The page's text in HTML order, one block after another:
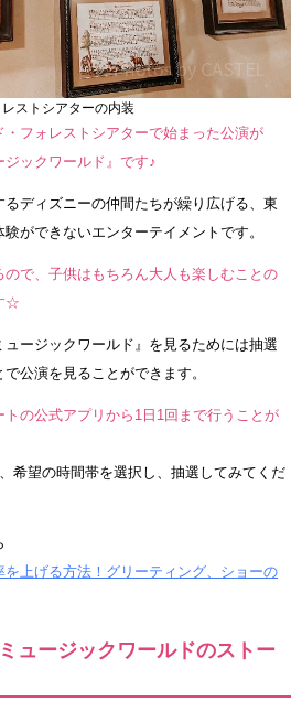
レストシアターの内装
フォレストシアターで始まった公演が
ジックワールド』です♪
るディズニーの仲間たちが繰り広げる、東
ができないエンターテイメントです。
で、子供はもちろん大人も楽しむことの
☆
ージックワールド』を見るためには抽選
公演を見ることができます。
の公式アプリから1日1回まで行うことが
希望の時間帯を選択し、抽選してみてくだ
上げる方法！グリーティング、ショーの
ュージックワールドのストー